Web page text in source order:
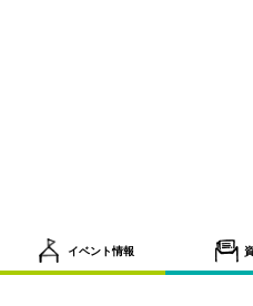
イベント情報